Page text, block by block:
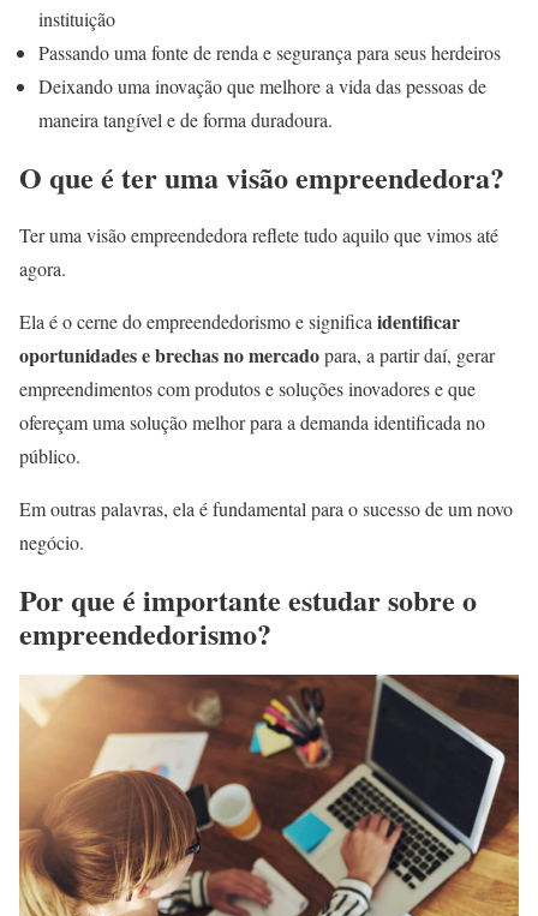
instituição
Passando uma fonte de renda e segurança para seus herdeiros
Deixando uma inovação que melhore a vida das pessoas de
maneira tangível e de forma duradoura.
O que é ter uma visão empreendedora?
Ter uma visão empreendedora reflete tudo aquilo que vimos até
agora.
Ela é o cerne do empreendedorismo e significa identificar
oportunidades e brechas no mercadopara, a partir daí, gerar
empreendimentos com produtos e soluções inovadores e que
ofereçam uma solução melhor para a demanda identificada no
público.
Em outras palavras, ela é fundamental para o sucesso de um novo
negócio.
Por que é importante estudar sobre o
empreendedorismo?